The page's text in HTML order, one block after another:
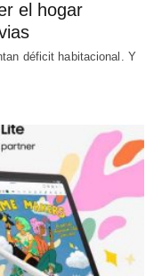
el hogar
déficit habitacional. Y